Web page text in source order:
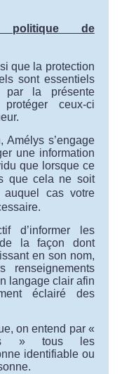
de
que la protection
sont essentiels
par la présente
ceux-ci
Amélys s’engage
une information
que lorsque ce
que cela ne soit
cas votre
.
d’informer les
la façon dont
en son nom,
langage clair afin
éclairé des
on entend par «
» tous les
identifiable ou